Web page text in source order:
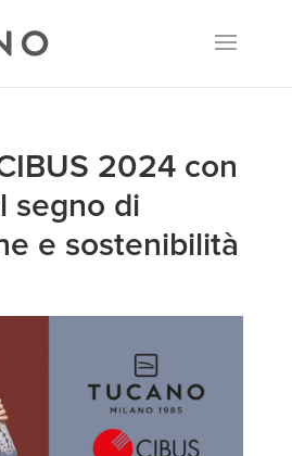
2024 con
segno di
e sostenibilità